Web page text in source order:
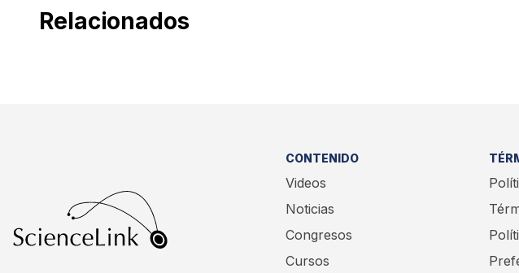
Relacionados
CONTENIDO
Videos
Noticias
Congresos
Cursos